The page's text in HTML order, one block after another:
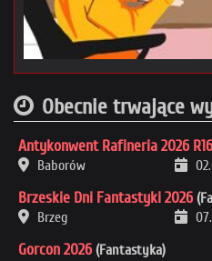
Obecnie trwające
Antykonwent Rafineria 2026 R16
Baborów
Brzeskie Dni Fantastyki 2026
Brzeg
Gorcon 2026 (Fantastyka)